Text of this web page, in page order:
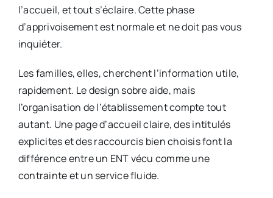
l’accueil, et tout s’éclaire. Cette phase
d’apprivoisement est normale et ne doit pas vous
inquiéter.
Les familles, elles, cherchent l’information utile,
rapidement. Le design sobre aide, mais
l’organisation de l’établissement compte tout
autant. Une page d’accueil claire, des intitulés
explicites et des raccourcis bien choisis font la
différence entre un ENT vécu comme une
contrainte et un service fluide.